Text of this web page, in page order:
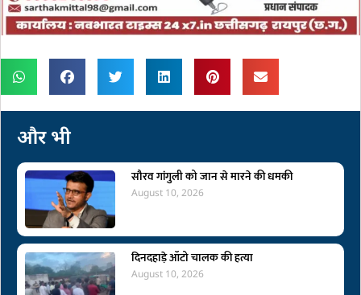
और भी
सौरव गांगुली को जान से मारने की धमकी
August 10, 2026
दिनदहाड़े ऑटो चालक की हत्या
August 10, 2026